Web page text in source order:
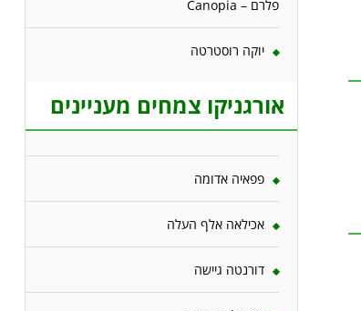
פלרם – Canopia
יוקה רוסטרטה
אורגניקו צמחים מעניינים
פפאיה אדומה
אכילאה אלף העלה
דורנטה גיישה